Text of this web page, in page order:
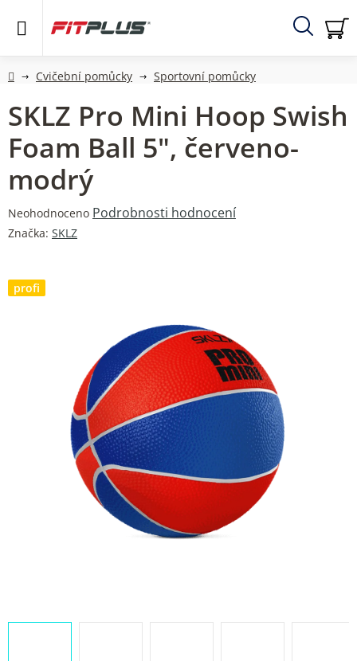
Hledat
DomůCvičební pomůcky Sportovní pomůcky
SKLZ Pro Mini Hoop Swish
Foam Ball 5", červeno-
modrý
Průměrné
hodnocení
0,0
z
Neohodnoceno Podrobnosti hodnocení
Značka: SKLZ
profi